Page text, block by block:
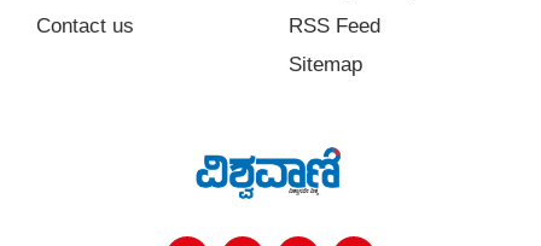
Contact us
RSS Feed
Sitemap